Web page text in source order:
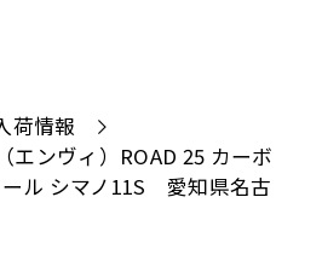
荷情報
エンヴィ）ROAD 25 カーボ
ル シマノ11S 愛知県名古